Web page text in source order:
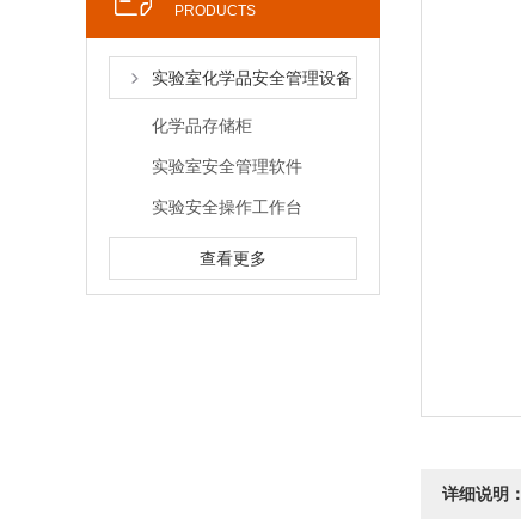
PRODUCTS
实验室化学品安全管理设备
化学品存储柜
实验室安全管理软件
实验安全操作工作台
查看更多
详细说明：